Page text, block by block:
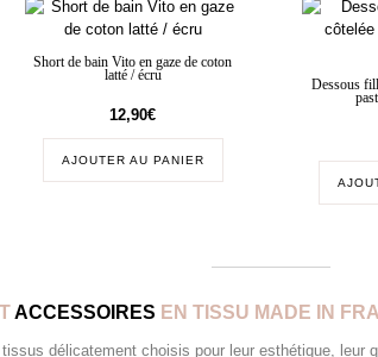
Short de bain Vito en gaze de coton
latté / écru
12,90€
AJOUTER AU PANIER
Dessous
ACCESSOIRES EN TISSU MADE IN
délicatement choisis pour leur esthétique,